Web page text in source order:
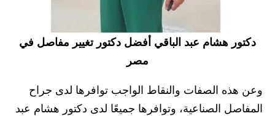
دكتور هشام عبد الباقي أفضل دكتور تغيير مفاصل في
مصر
وعن هذه الصفات والنقاط الواجب توافرها لدى جراح
المفاصل الصناعية، وتوافرها جميعًا لدى دكتور هشام عبد